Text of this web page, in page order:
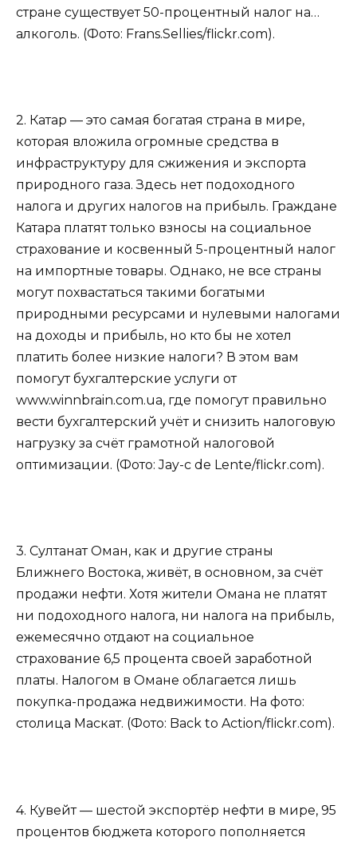
стране существует 50-процентный налог на…
алкоголь. (Фото: Frans.Sellies/flickr.com).
2. Катар — это самая богатая страна в мире,
которая вложила огромные средства в
инфраструктуру для сжижения и экспорта
природного газа. Здесь нет подоходного
налога и других налогов на прибыль. Граждане
Катара платят только взносы на социальное
страхование и косвенный 5-процентный налог
на импортные товары. Однако, не все страны
могут похвастаться такими богатыми
природными ресурсами и нулевыми налогами
на доходы и прибыль, но кто бы не хотел
платить более низкие налоги? В этом вам
помогут бухгалтерские услуги от
www.winnbrain.com.ua, где помогут правильно
вести бухгалтерский учёт и снизить налоговую
нагрузку за счёт грамотной налоговой
оптимизации. (Фото: Jay-c de Lente/flickr.com).
3. Султанат Оман, как и другие страны
Ближнего Востока, живёт, в основном, за счёт
продажи нефти. Хотя жители Омана не платят
ни подоходного налога, ни налога на прибыль,
ежемесячно отдают на социальное
страхование 6,5 процента своей заработной
платы. Налогом в Омане облагается лишь
покупка-продажа недвижимости. На фото:
столица Маскат. (Фото: Back to Action/flickr.com).
4. Кувейт — шестой экспортёр нефти в мире, 95
процентов бюджета которого пополняется